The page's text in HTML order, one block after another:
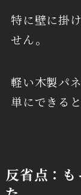
特に壁に掛
せん。
軽い木製パ
単にできる
反省点：